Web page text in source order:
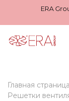
ERA
Главная страница
Решетки